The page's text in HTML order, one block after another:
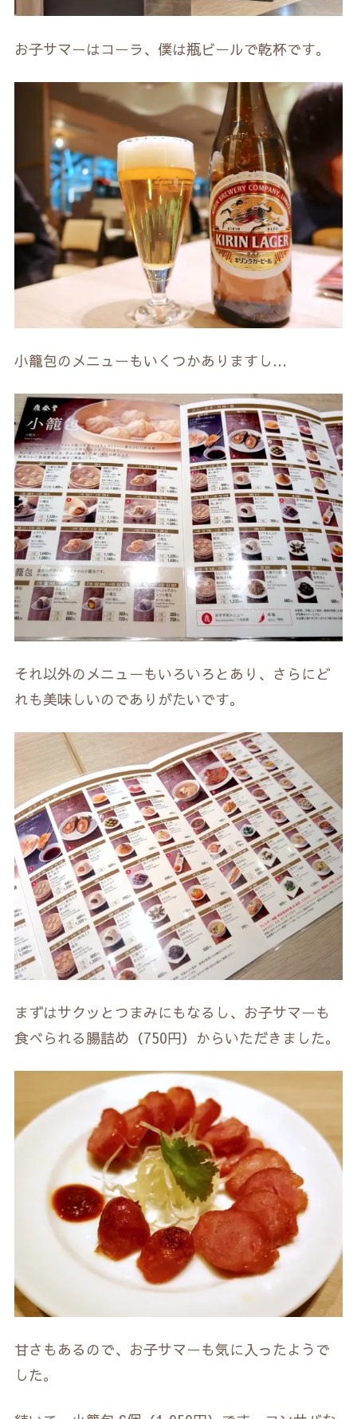
お子サマーはコーラ、僕は瓶ビールで乾杯です。
小籠包のメニューもいくつかありますし…
それ以外のメニューもいろいろとあり、さらにど
れも美味しいのでありがたいです。
まずはサクッとつまみにもなるし、お子サマーも
食べられる腸詰め（750円）からいただきました。
甘さもあるので、お子サマーも気に入ったようで
した。